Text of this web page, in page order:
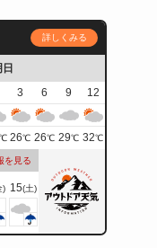
詳しくみる
3 6 9
12
℃ 26℃ 26℃ 29℃ 32℃
を見る
) 15(土)